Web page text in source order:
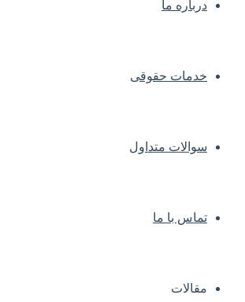
درباره ما
خدمات حقوقی
سوالات متداول
تماس با ما
مقالات